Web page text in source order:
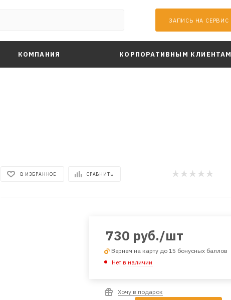
ЗАПИСЬ НА СЕРВИС
КОМПАНИЯ КОРПОРАТИВНЫМ КЛИЕНТАМ
В ИЗБРАННОЕ СРАВНИТЬ
730 руб./шт
Вернем на карту до 15 бонусных баллов
Нет в наличии
Хочу в подарок